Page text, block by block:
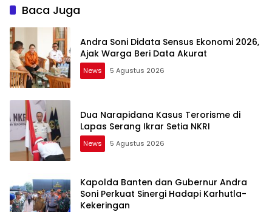
Baca Juga
Andra Soni Didata Sensus Ekonomi 2026,
Ajak Warga Beri Data Akurat
News 5 Agustus 2026
Dua Narapidana Kasus Terorisme di
Lapas Serang Ikrar Setia NKRI
News 5 Agustus 2026
Kapolda Banten dan Gubernur Andra
Soni Perkuat Sinergi Hadapi Karhutla-
Kekeringan